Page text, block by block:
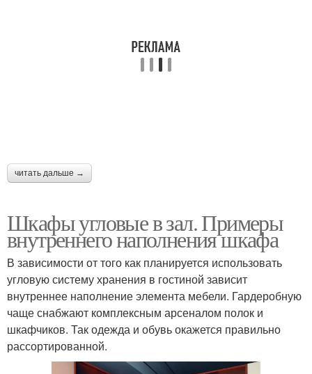
читать дальше →
Шкафы угловые в зал. Примеры
внутреннего наполнения шкафа
В зависимости от того как планируется использовать
угловую систему хранения в гостиной зависит
внутреннее наполнение элемента мебели. Гардеробную
чаще снабжают комплексным арсеналом полок и
шкафчиков. Так одежда и обувь окажется правильно
рассортированной.